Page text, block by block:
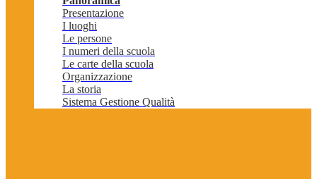
Presentazione
I luoghi
Le persone
I numeri della scuola
Le carte della scuola
Organizzazione
La storia
Sistema Gestione Qualità